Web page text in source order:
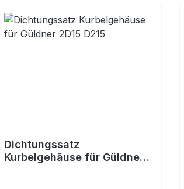
Dichtungssatz
Kurbelgehäuse für Güldner